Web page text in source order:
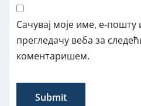
Сачувај моје име, е-
прегледачу веба за
коментаришем.